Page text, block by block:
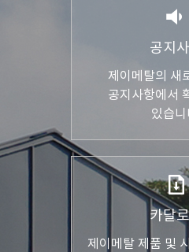
공지
제이메탈의 새
공지사항에서
있습니
카달
제이메탈 제품 및